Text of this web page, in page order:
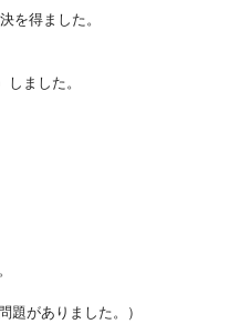
を得ました。
ました。
題がありました。）